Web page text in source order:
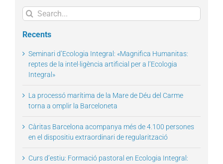
Search
for:
Recents
Seminari d’Ecologia Integral: «Magnifica Humanitas:
reptes de la intel·ligència artificial per a l’Ecologia
Integral»
La processó marítima de la Mare de Déu del Carme
torna a omplir la Barceloneta
Càritas Barcelona acompanya més de 4.100 persones
en el dispositiu extraordinari de regularització
Curs d’estiu: Formació pastoral en Ecologia Integral: